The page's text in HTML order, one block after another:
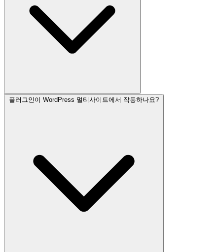
플러그인이 WordPress 멀티사이트에서 작동하나요?